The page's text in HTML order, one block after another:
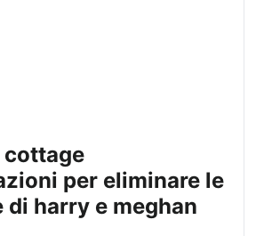
per eliminare le
harry e meghan